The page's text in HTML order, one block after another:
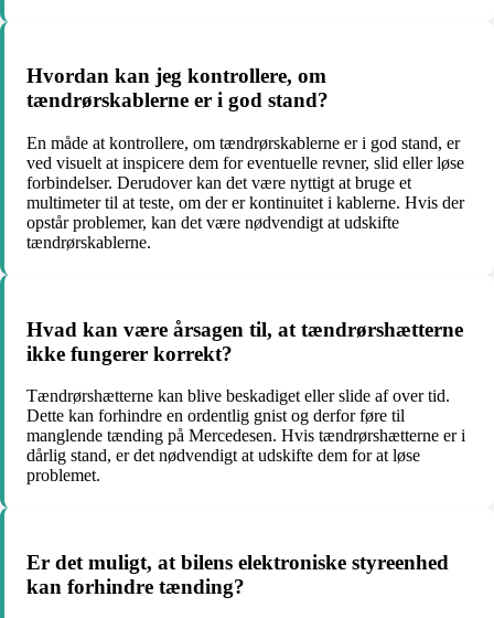
Hvordan kan jeg kontrollere, om
tændrørskablerne er i god stand?
En måde at kontrollere, om tændrørskablerne er i god stand, er
ved visuelt at inspicere dem for eventuelle revner, slid eller løse
forbindelser. Derudover kan det være nyttigt at bruge et
multimeter til at teste, om der er kontinuitet i kablerne. Hvis der
opstår problemer, kan det være nødvendigt at udskifte
tændrørskablerne.
Hvad kan være årsagen til, at tændrørshætterne
ikke fungerer korrekt?
Tændrørshætterne kan blive beskadiget eller slide af over tid.
Dette kan forhindre en ordentlig gnist og derfor føre til
manglende tænding på Mercedesen. Hvis tændrørshætterne er i
dårlig stand, er det nødvendigt at udskifte dem for at løse
problemet.
Er det muligt, at bilens elektroniske styreenhed
kan forhindre tænding?